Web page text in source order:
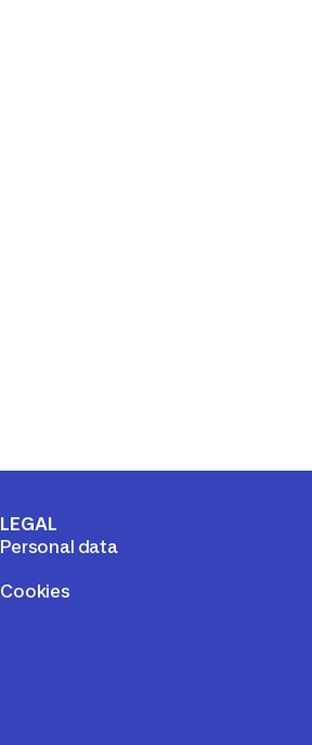
LEGAL
Personal data
Cookies